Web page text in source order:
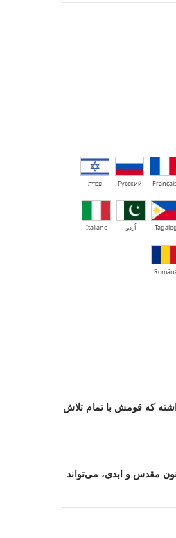
Français
Русский עברית
Tagalog اُردو Italiano
که قومش با تمام تلاش
مقدس و ابدی، می‌تواند